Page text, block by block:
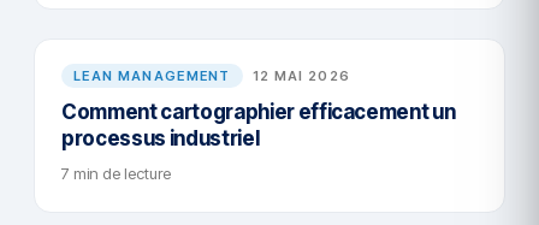
LEAN MANAGEMENT 12 MAI 2026
Comment cartographier efficacement un
processus industriel
7 min de lecture